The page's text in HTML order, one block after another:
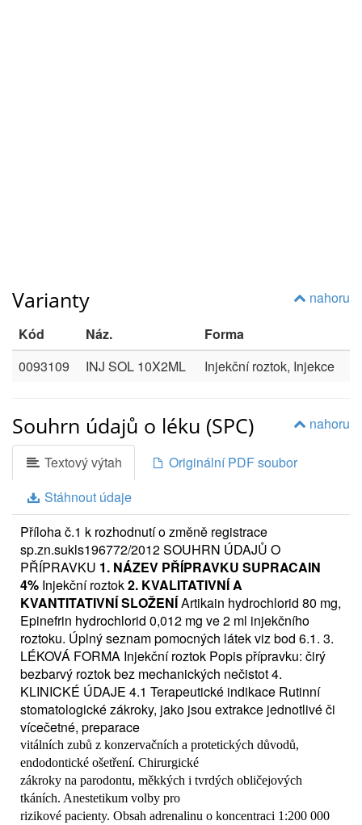
nahoru
Varianty
Kód Náz.
Forma
0093109
INJ SOL 10X2ML Injekční roztok, Injekce
nahoru
Souhrn údajů o léku (SPC)
Textový výtah
Originální PDF soubor
Stáhnout údaje
Příloha č.1 k rozhodnutí o změně registrace
sp.zn.sukls196772/2012 SOUHRN ÚDAJŮ O
PŘÍPRAVKU 1. NÁZEV PŘÍPRAVKU SUPRACAIN
4% Injekční roztok2. KVALITATIVNÍ A
KVANTITATIVNÍ SLOŽENÍArtikain hydrochlorid 80 mg,
Epinefrin hydrochlorid 0,012 mg ve 2 ml injekčního
roztoku. Úplný seznam pomocných látek viz bod 6.1. 3.
LÉKOVÁ FORMA Injekční roztok Popis přípravku: čirý
bezbarvý roztok bez mechanických nečistot 4.
KLINICKÉ ÚDAJE 4.1 Terapeutické indikace Rutinní
stomatologické zákroky, jako jsou extrakce jednotlivé či
vícečetné, preparace
vitálních zubů z konzervačních a protetických důvodů,
endodontické ošetření. Chirurgické
zákroky na parodontu, měkkých i tvrdých obličejových
tkáních. Anestetikum volby pro
rizikové pacienty. Obsah adrenalinu o koncentraci 1:200 000